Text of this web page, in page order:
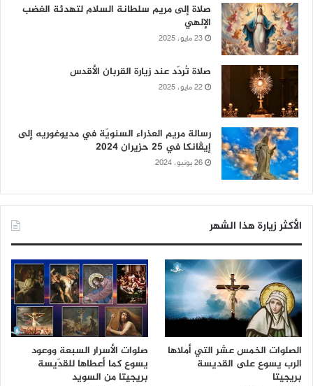
صلاة إلى مريم سلطانة السلام لتهدئة الغضب
الإلهي
23 مايو، 2025
صلاة تُردّد عند زيارة القربان الأقدس
22 مايو، 2025
رسالة مريم العذراء السنويّة في مديوغوريه إلى
إيڤانكا في 25 حزيران 2024
26 يونيو، 2024
الأكثر زيارة هذا الشهر
الصلوات الخمس عشر التي أملاها
الرب يسوع على القديسة
بريجيتا
صلوات الأسرار السبعة ووعود
يسوع كما أعطاها للقدّيسة
بريجيتا من السويد